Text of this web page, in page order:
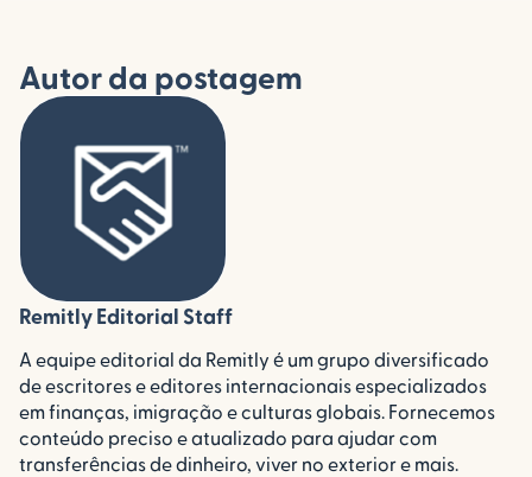
Autor da postagem
Remitly Editorial Staff
A equipe editorial da Remitly é um grupo diversificado
de escritores e editores internacionais especializados
em finanças, imigração e culturas globais. Fornecemos
conteúdo preciso e atualizado para ajudar com
transferências de dinheiro, viver no exterior e mais.